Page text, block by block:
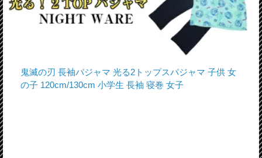
鬼滅の刃 長袖パジャマ 光る2トップスパジャマ 子供 女
の子 120cm/130cm 小学生 長袖 寝巻 女子